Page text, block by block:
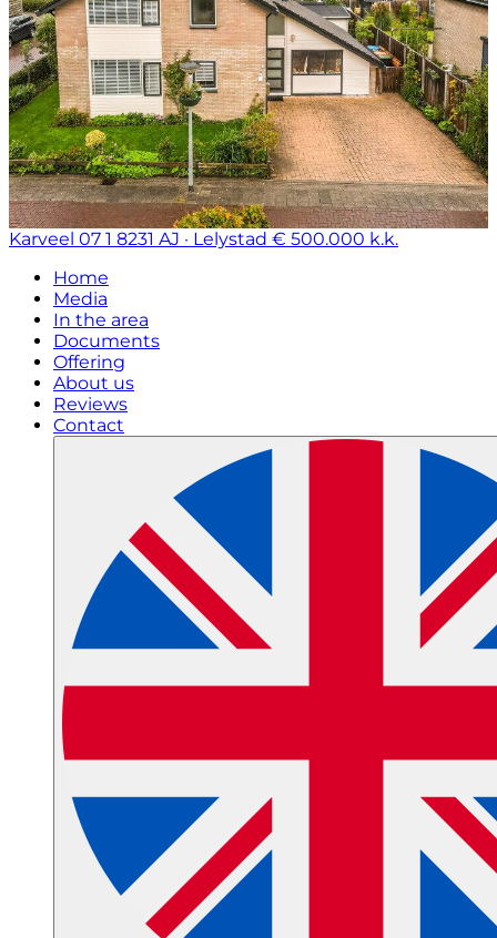
Karveel 07 1 8231 AJ · Lelystad € 500.000 k.k.
Home
Media
In the area
Documents
Offering
About us
Reviews
Contact